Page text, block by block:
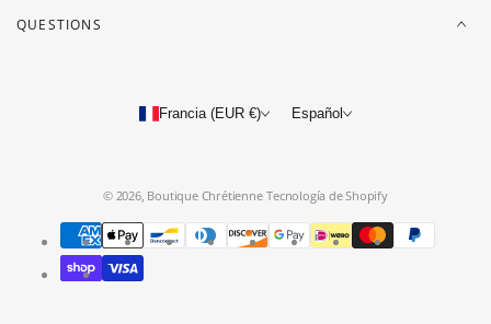
QUESTIONS
Francia (EUR €) Español
© 2026, Boutique Chrétienne Tecnología de Shopify
Métodos